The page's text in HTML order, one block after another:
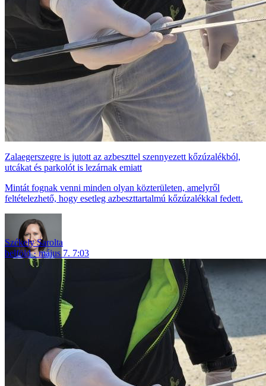
Zalaegerszegre is jutott az azbeszttel szennyezett kőzúzalékból,
utcákat és parkolót is lezárnak emiatt
Mintát fognak venni minden olyan közterületen, amelyről
feltételezhető, hogy esetleg azbeszttartalmú kőzúzalékkal fedett.
Székely Sarolta
belföld
május 7. 7:03